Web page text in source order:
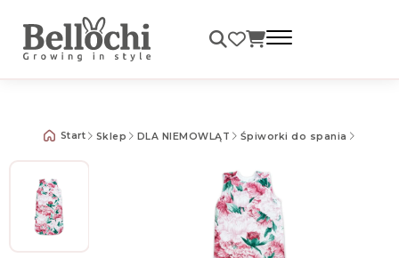
Darmowa dostawa od 99 zł
Start Sklep DLA NIEMOWLĄT Śpiworki do spania